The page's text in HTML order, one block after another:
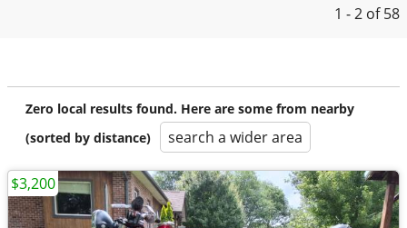
1 - 2 of 58
Zero local results found. Here are some from nearby
(sorted by distance)
search a wider area
$3,200